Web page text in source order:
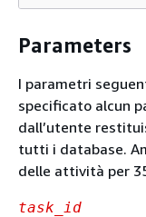
Parameters
I parametri
specificato alcun
dall’utente
tutti i database.
delle attività per
task_id